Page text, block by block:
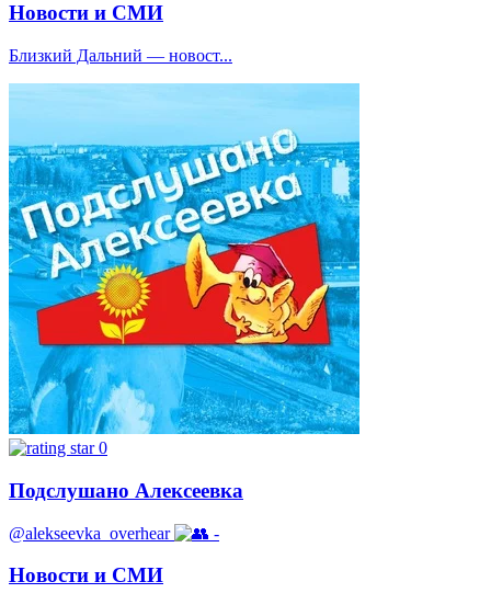
Новости и СМИ
Близкий Дальний — новост...
0
Подслушано Алексеевка
@alekseevka_overhear -
Новости и СМИ